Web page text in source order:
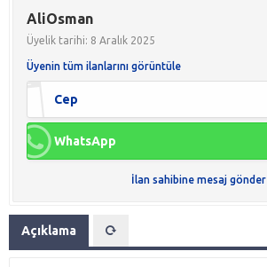
AliOsman
Üyelik tarihi: 8 Aralık 2025
Üyenin tüm ilanlarını görüntüle
Cep
WhatsApp
İlan sahibine mesaj gönder
Açıklama